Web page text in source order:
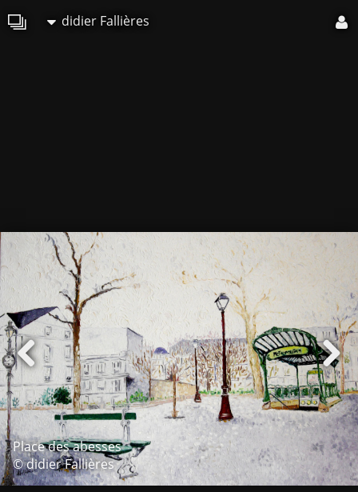
didier Fallières
Place des abesses
© didier Fallières